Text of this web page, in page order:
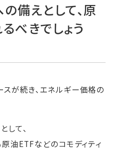
備えとして、原
べきでしょう
が続き、エネルギー価格の
して、
油ETFなどのコモディティ